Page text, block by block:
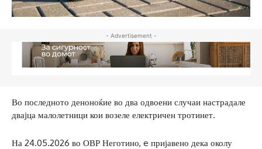
- Advertisement -
Во последното деноноќие во два одвоени случаи настрадале
двајца малолетници кои возеле електричен тротинет.
На 24.05.2026 во ОВР Неготино, e пријавено дека околу